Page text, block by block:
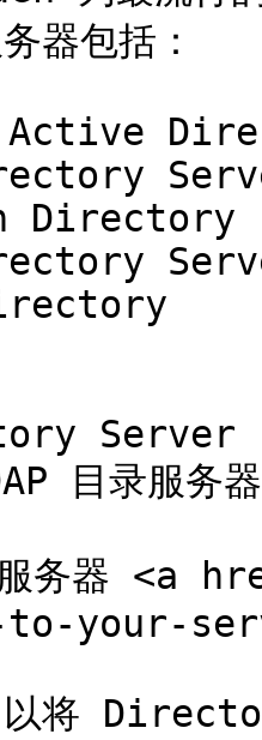
器包括：
Directory
Server
目录服务器
服务器 <a
your-
以将